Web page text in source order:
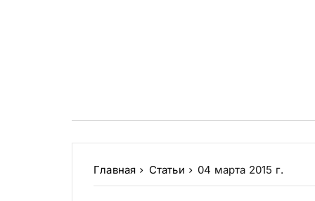
Главная Статьи 04 марта 2015 г.